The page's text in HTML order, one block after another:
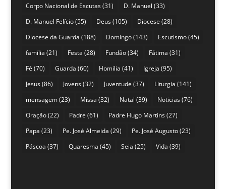
Corpo Nacional de Escutas(31) D. Manuel (33)
D. Manuel Felício(55) Deus(105) Diocese (28)
Diocese da Guarda (188) Domingo(143) Escutismo(45)
família (21) Festa (28) Fundão(34) Fátima (31)
Fé (70) Guarda (60) Homilia (41) Igreja (95)
Jesus(86) Jovens(32) Juventude (37) Liturgia (141)
mensagem(23) Missa (32) Natal (39) Noticias(76)
Oração(22) Padre (61) Padre Hugo Martins(27)
Papa (23) Pe. José Almeida (29) Pe. José Augusto(23)
Páscoa (37) Quaresma (45) Seia (25) Vida (39)